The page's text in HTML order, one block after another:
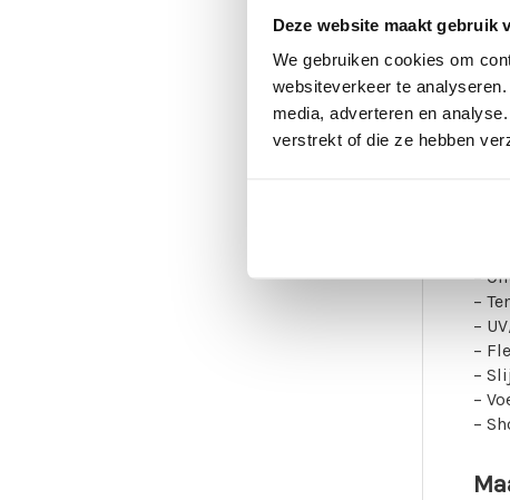
Deze website maakt gebruik
We gebruiken cookies om
websiteverkeer te
media, adverteren en
verstrekt of die ze hebben
–
–
–
–
–
–
–
–